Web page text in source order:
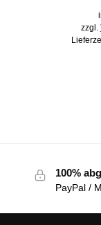
zzgl.
100%
PayPal /